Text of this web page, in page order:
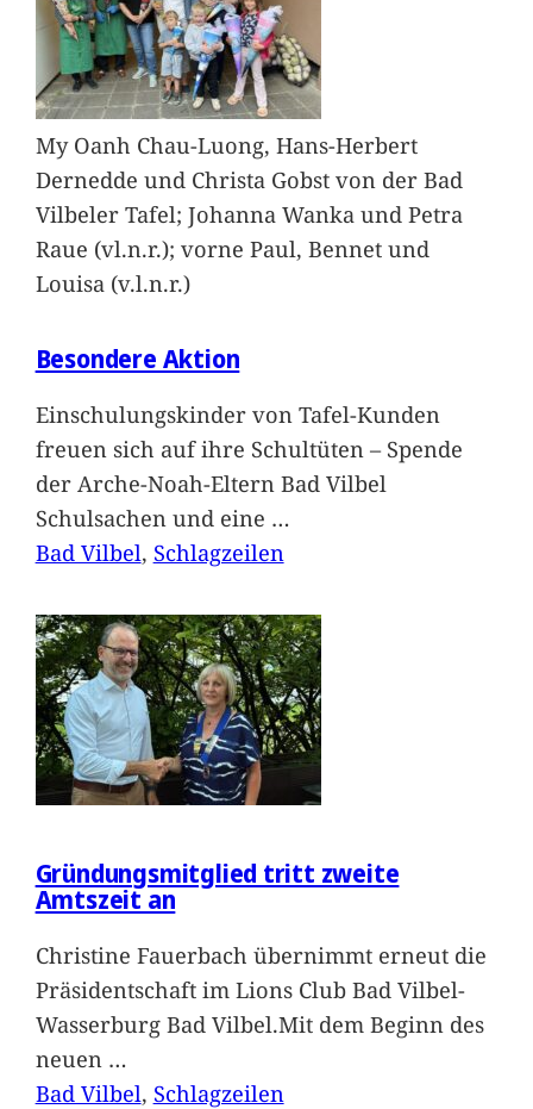
My Oanh Chau-Luong, Hans-Herbert
Dernedde und Christa Gobst von der Bad
Vilbeler Tafel; Johanna Wanka und Petra
Raue (vl.n.r.); vorne Paul, Bennet und
Louisa (v.l.n.r.)
Besondere Aktion
Einschulungskinder von Tafel-Kunden
freuen sich auf ihre Schultüten – Spende
der Arche-Noah-Eltern Bad Vilbel
Schulsachen und eine …
Bad Vilbel, Schlagzeilen
Gründungsmitglied tritt zweite
Amtszeit an
Christine Fauerbach übernimmt erneut die
Präsidentschaft im Lions Club Bad Vilbel-
Wasserburg Bad Vilbel.Mit dem Beginn des
neuen …
Bad Vilbel, Schlagzeilen